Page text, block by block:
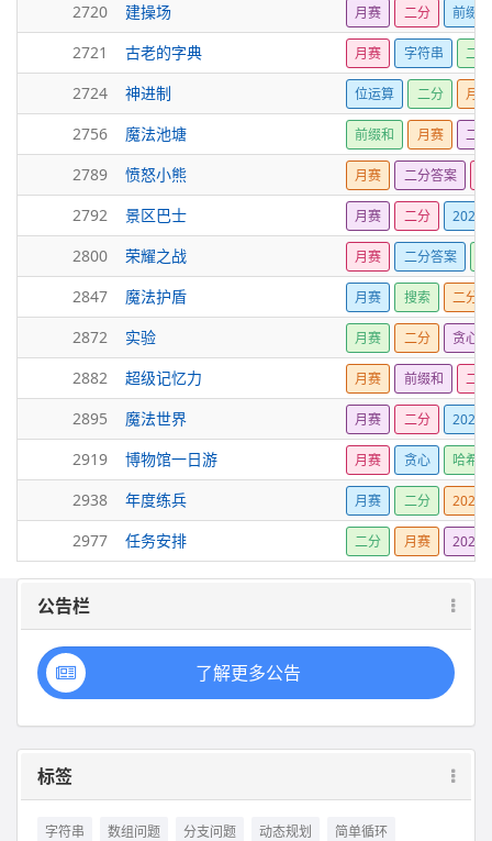
2720 建操场 月赛 二分 前缀和
2721 古老的字典 月赛 字符串 二分
2724 神进制 位运算 二分 月赛
2756 魔法池塘 前缀和 月赛 二
2789 愤怒小熊 月赛 二分答案
2792 景区巴士 月赛 二分 2023
2800 荣耀之战 月赛 二分答案
2847 魔法护盾 月赛 搜索 二分
2872 实验 月赛 二分 贪心
2882 超级记忆力 月赛 前缀和 二
2895 魔法世界 月赛 二分 2024
2919 博物馆一日游 月赛 贪心 哈希
2938 年度练兵 月赛 二分 2024
2977 任务安排 二分 月赛 2024
公告栏
了解更多公告
标签
字符串 数组问题 分支问题 动态规划 简单循环